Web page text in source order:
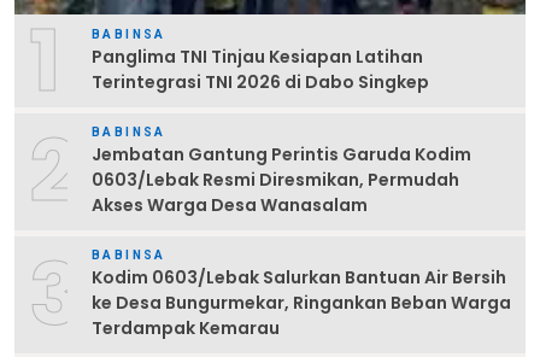
1 BABINSA
Panglima TNI Tinjau Kesiapan Latihan
Terintegrasi TNI 2026 di Dabo Singkep
2 BABINSA
Jembatan Gantung Perintis Garuda Kodim
0603/Lebak Resmi Diresmikan, Permudah
Akses Warga Desa Wanasalam
3 BABINSA
Kodim 0603/Lebak Salurkan Bantuan Air Bersih
ke Desa Bungurmekar, Ringankan Beban Warga
Terdampak Kemarau